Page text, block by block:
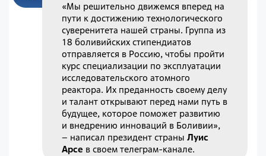
«Мы решительно движемся вперед на
пути к достижению технологического
суверенитета нашей страны. Группа из
18 боливийских стипендиатов
отправляется в Россию, чтобы пройти
курс специализации по эксплуатации
исследовательского атомного
реактора. Их преданность своему делу
и талант открывают перед нами путь в
будущее, которое поможет развитию
и внедрению инноваций в Боливии»,
– написал президент страныЛуис
Арсе в своем телеграм-канале.